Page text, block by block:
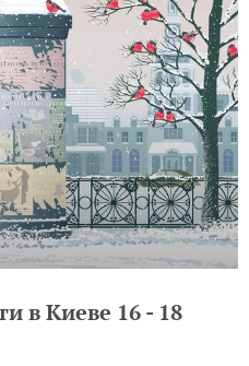
в Киеве 16 - 18